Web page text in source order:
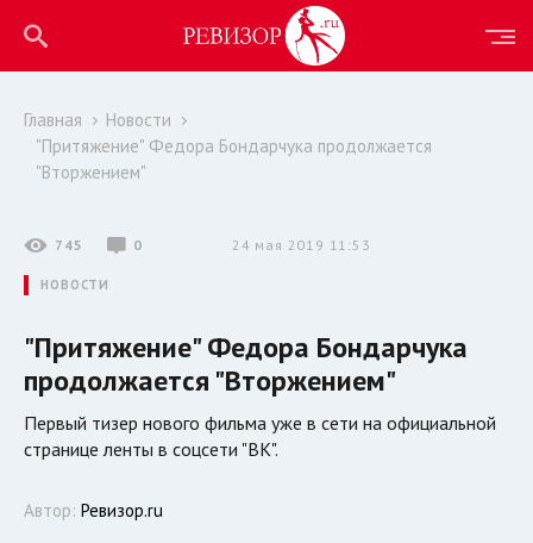
Главная
Новости
"Притяжение" Федора Бондарчука продолжается
"Вторжением"
745 0 24 мая 2019 11:53
НОВОСТИ
"Притяжение" Федора Бондарчука
продолжается "Вторжением"
Первый тизер нового фильма уже в сети на официальной
странице ленты в соцсети "ВК".
Автор: Ревизор.ru